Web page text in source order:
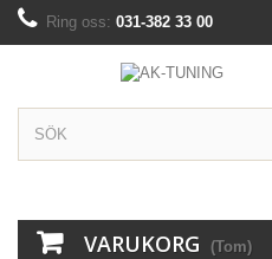
Ring oss: 031-382 33 00
VARUKORG (Tom)